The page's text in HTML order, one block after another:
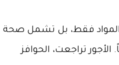
المواد فقط، بل تشمل صحة
تراجعت، الحوافز